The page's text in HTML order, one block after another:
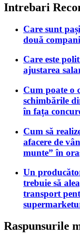
Intrebari
Care sunt
două
Care este
ajustarea
Cum poate o
schimbările
în fața
Cum să
afacere de
munte” în
Un
trebuie să
transport
Raspunsurile